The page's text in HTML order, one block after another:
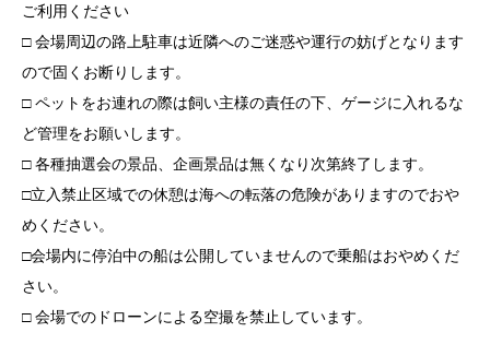
ご利用ください
□ 会場周辺の路上駐車は近隣へのご迷惑や運行の妨げとなります
ので固くお断りします。
□ ペットをお連れの際は飼い主様の責任の下、ゲージに入れるな
ど管理をお願いします。
□ 各種抽選会の景品、企画景品は無くなり次第終了します。
□立入禁止区域での休憩は海への転落の危険がありますのでおや
めください。
□会場内に停泊中の船は公開していませんので乗船はおやめくだ
さい。
□ 会場でのドローンによる空撮を禁止しています。